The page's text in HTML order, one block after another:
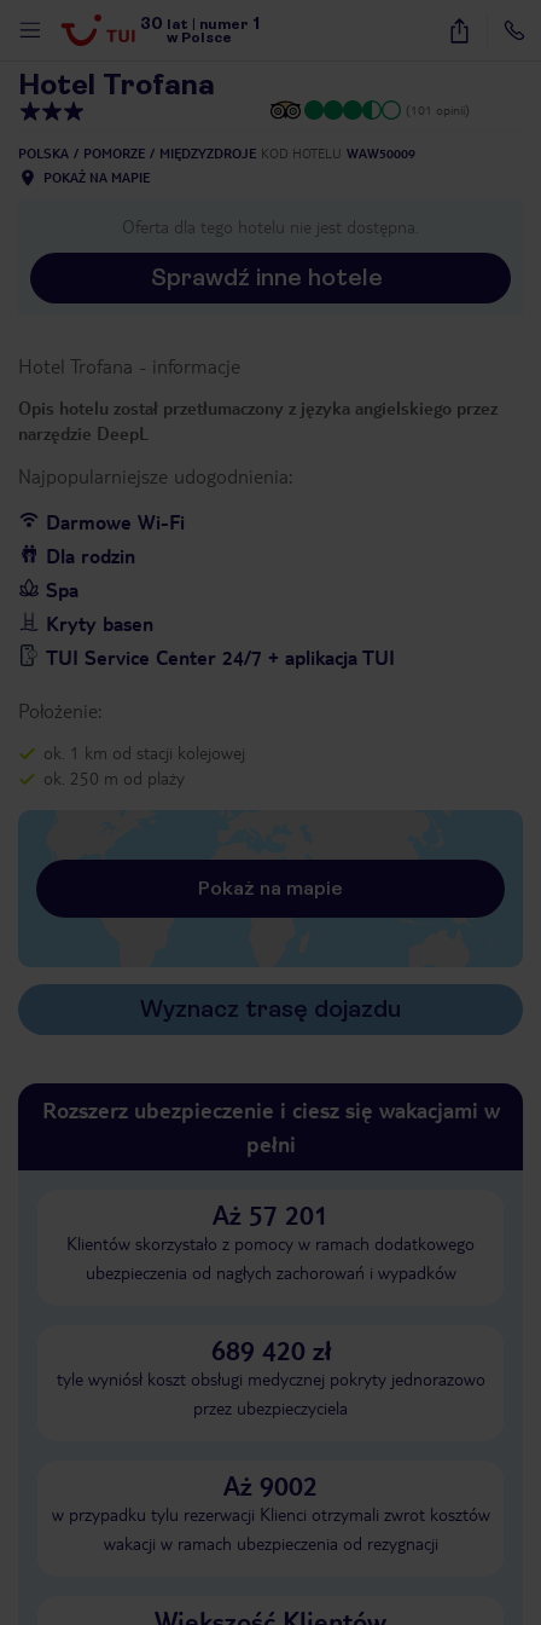
30 lat numer 1
w Polsce
16
Hotel Trofana
(101 opinii)
POLSKA POMORZE MIĘDZYZDROJE KOD HOTELU WAW50009
POKAŻ NA MAPIE
Oferta dla tego hotelu nie jest dostępna.
Sprawdź inne hotele
Hotel Trofana - informacje
Opis hotelu został przetłumaczony z języka angielskiego przez
narzędzie DeepL
Najpopularniejsze udogodnienia:
Darmowe Wi-Fi
Dla rodzin
Spa
Kryty basen
TUI Service Center 24/7 + aplikacja TUI
Położenie:
ok. 1 km od stacji kolejowej
ok. 250 m od plaży
Pokaż na mapie
Wyznacz trasę dojazdu
Rozszerz ubezpieczenie i ciesz się wakacjami w
pełni
Aż 57 201
Klientów skorzystało z pomocy w ramach dodatkowego
ubezpieczenia od nagłych zachorowań i wypadków
689 420 zł
tyle wyniósł koszt obsługi medycznej pokryty jednorazowo
przez ubezpieczyciela
Aż 9002
w przypadku tylu rezerwacji Klienci otrzymali zwrot kosztów
wakacji w ramach ubezpieczenia od rezygnacji